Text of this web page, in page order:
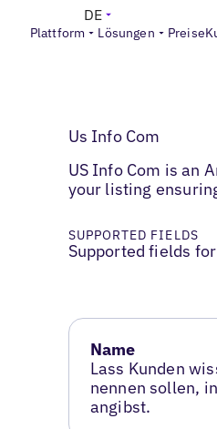
Plattform Lösungen Preise
DE
Us Info Com
US Info Com is an
your listing
SUPPORTED FIELDS
Supported fields
Name
Lass Kunden
nennen sollen,
angibst.